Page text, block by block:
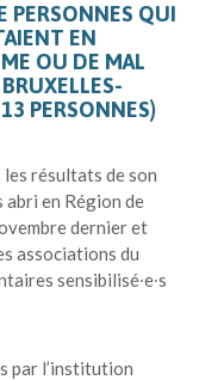
PERSONNES QUI
EN
OU DE MAL
PERSONNES)
les résultats de son
abri en Région de
dernier et
associations du
sensibilisé∙e∙s
par l’institution